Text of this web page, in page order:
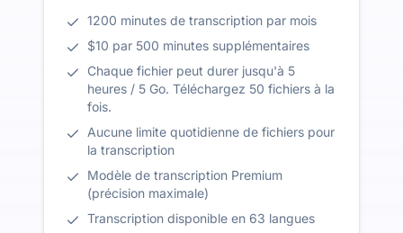
1200 minutes de transcription par mois
$10 par 500 minutes supplémentaires
Chaque fichier peut durer jusqu'à 5
heures / 5 Go. Téléchargez 50 fichiers à la
fois.
Aucune limite quotidienne de fichiers pour
la transcription
Modèle de transcription Premium
(précision maximale)
Transcription disponible en 63 langues